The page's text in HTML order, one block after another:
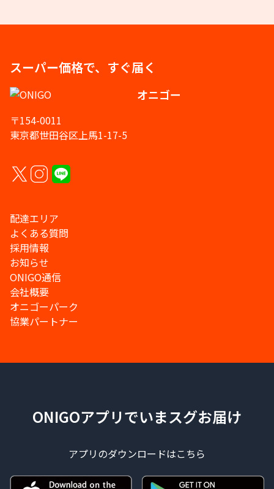
スーパー価格で、すぐ届く
オニゴー
〒154-0011
東京都世田谷区上馬1-17-5
配達エリア
よくある質問
採用情報
お知らせ
ONIGO通信
会社概要
オニゴーパーク
協業パートナー
ONIGOアプリでいまスグお届け
アプリのダウンロードはこちら